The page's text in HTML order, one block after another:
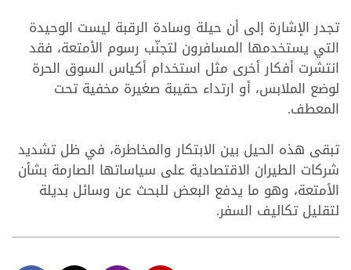
تجدر الإشارة إلى أن حيلة وسادة الرقبة ليست الوحيدة
التي يستخدمها المسافرون لتجنّب رسوم الأمتعة، فقد
انتشرت أفكار أخرى مثل استخدام أكياس السوق الحرة
لوضع الملابس، أو ارتداء حقيبة صغيرة مخفية تحت
المعطف.
تبقى هذه الحيل بين الابتكار والمخاطرة، في ظل تشديد
شركات الطيران الاقتصادية على سياساتها الصارمة بشأن
الأمتعة، وهو ما يدفع البعض للبحث عن وسائل بديلة
لتقليل تكاليف السفر.